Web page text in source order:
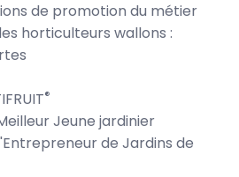
de promotion du métier
horticulteurs wallons :
®
Jeune jardinier
de Jardins de